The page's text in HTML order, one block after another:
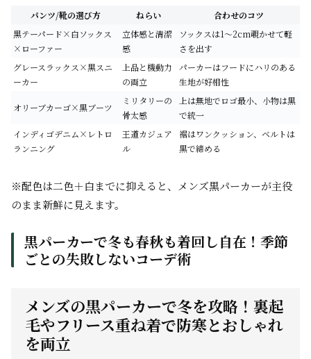
パンツ/靴の選び方 ねらい
合わせのコツ
黒テーパード×白ソックス
×ローファー
立体感と清潔
感
ソックスは1〜2cm覗かせて軽
さを出す
グレースラックス×黒スニ
ーカー
上品と機動力
の両立
パーカーはフードにハリのある
生地が好相性
オリーブカーゴ×黒ブーツ
ミリタリーの
骨太感
上は無地でロゴ最小、小物は黒
で統一
インディゴデニム×レトロ
ランニング
王道カジュア
ル
裾はワンクッション、ベルトは
黒で締める
※配色は二色＋白までに抑えると、メンズ黒パーカーが主役
のまま新鮮に見えます。
黒パーカーで冬も春秋も着回し自在！季節
ごとの失敗しないコーデ術
メンズの黒パーカーで冬を攻略！裏起
毛やフリース重ね着で防寒とおしゃれ
を両立